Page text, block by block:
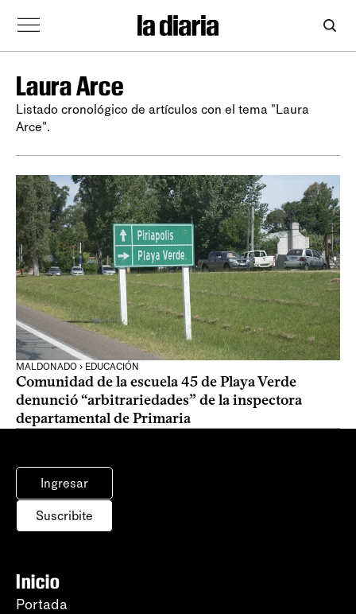
Laura Arce
Listado cronológico de artículos con el tema "Laura
Arce".
MALDONADO › EDUCACIÓN
Comunidad de la escuela 45 de Playa Verde
denunció “arbitrariedades” de la inspectora
departamental de Primaria
Ingresar
Suscribite
Inicio
Portada